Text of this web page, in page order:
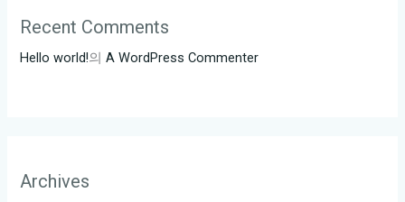
Recent Comments
Hello world!의A WordPress Commenter
Archives